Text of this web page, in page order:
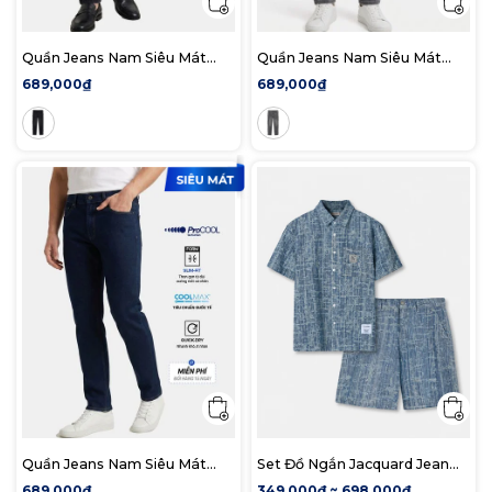
Quần Jeans Nam Siêu Mát
Ống Ôm ProCOOL Dark Grey
689,000₫
Quần Jeans Nam Siêu Mát
Ống Ôm ProCOOL Light Grey
689,000₫
Quần Jeans Nam Siêu Mát
Ống Ôm ProCOOL
Set Đồ Ngắn Jacquard Jean
Nam Form Regular